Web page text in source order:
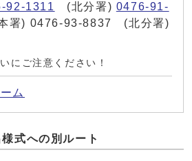
92-1311 (北分署) 0476-91-
署) 0476-93-8837 (北分署)
にご注意ください！
ム
式への別ルート